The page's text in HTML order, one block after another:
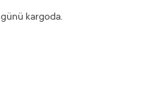
günü kargoda.